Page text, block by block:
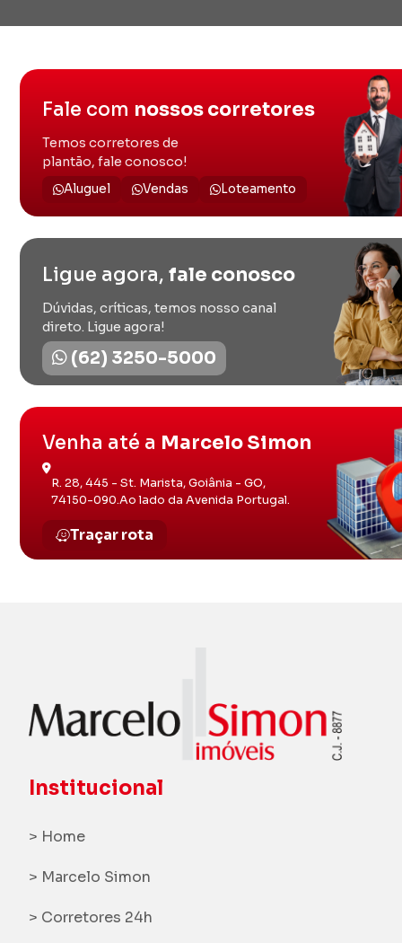
Fale com nossos corretores
Temos corretores de
plantão, fale conosco!
Aluguel Vendas Loteamento
Ligue agora, fale conosco
Dúvidas, críticas, temos nosso canal
direto. Ligue agora!
(62) 3250-5000
Venha até a Marcelo Simon
R. 28, 445 - St. Marista, Goiânia - GO,
74150-090.Ao lado da Avenida Portugal.
Traçar rota
Institucional
> Home
> Marcelo Simon
> Corretores 24h